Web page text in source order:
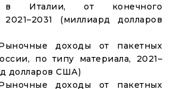
в Италии, от конечного
2021–2031 (миллиард долларов
доходы от пакетных
по типу материала, 2021–
долларов США)
доходы от пакетных